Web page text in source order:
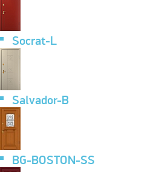
Socrat-L
Salvador-B
BG-BOSTON-SS